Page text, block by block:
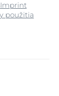
Imprint
použitia